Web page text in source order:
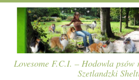
Lovesome F.C.I. – Hodowla psów
Szetlandzki